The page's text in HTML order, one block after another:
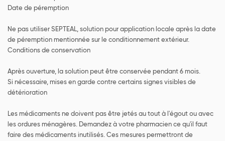
Date de péremption
Ne pas utiliser SEPTEAL, solution pour application locale après la date
de péremption mentionnée sur le conditionnement extérieur.
Conditions de conservation
Après ouverture, la solution peut être conservée pendant 6 mois.
Si nécessaire, mises en garde contre certains signes visibles de
détérioration
Les médicaments ne doivent pas être jetés au tout à l'égout ou avec
les ordures ménagères. Demandez à votre pharmacien ce qu'il faut
faire des médicaments inutilisés. Ces mesures permettront de